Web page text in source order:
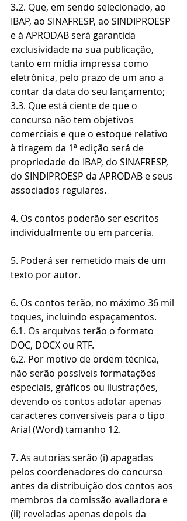
3.2. Que, em sendo selecionado, ao
IBAP, ao SINAFRESP, ao SINDIPROESP
e à APRODAB será garantida
exclusividade na sua publicação,
tanto em mídia impressa como
eletrônica, pelo prazo de um ano a
contar da data do seu lançamento;
3.3. Que está ciente de que o
concurso não tem objetivos
comerciais e que o estoque relativo
à tiragem da 1ª edição será de
propriedade do IBAP, do SINAFRESP,
do SINDIPROESP da APRODAB e seus
associados regulares.
4. Os contos poderão ser escritos
individualmente ou em parceria.
5. Poderá ser remetido mais de um
texto por autor.
6. Os contos terão, no máximo 36 mil
toques, incluindo espaçamentos.
6.1. Os arquivos terão o formato
DOC, DOCX ou RTF.
6.2. Por motivo de ordem técnica,
não serão possíveis formatações
especiais, gráficos ou ilustrações,
devendo os contos adotar apenas
caracteres conversíveis para o tipo
Arial (Word) tamanho 12.
7. As autorias serão (i) apagadas
pelos coordenadores do concurso
antes da distribuição dos contos aos
membros da comissão avaliadora e
(ii) reveladas apenas depois da